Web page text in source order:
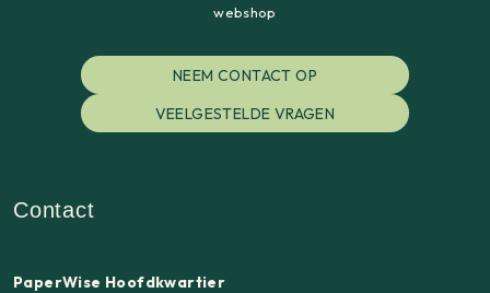
webshop
NEEM CONTACT OP
VEELGESTELDE VRAGEN
Contact
PaperWise Hoofdkwartier